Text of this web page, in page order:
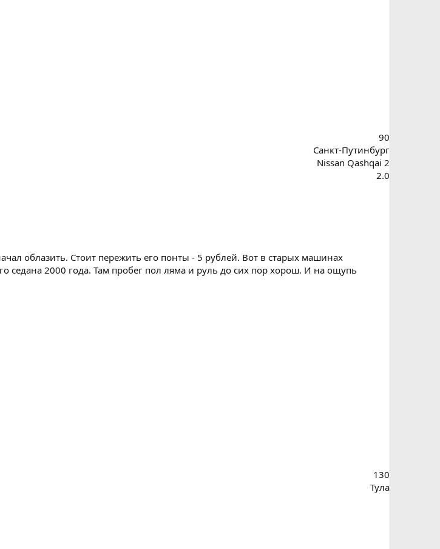
90
Санкт-Путинбург
Nissan Qashqai 2
2.0
облазить. Стоит пережить его понты - 5 рублей. Вот в старых машинах
седана 2000 года. Там пробег пол ляма и руль до сих пор хорош. И на ощупь
130
Тула